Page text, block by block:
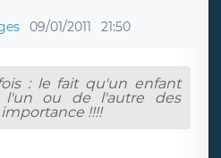
09/01/2011 21:50
: le fait qu'un enfant
ou de l'autre des
!!!!